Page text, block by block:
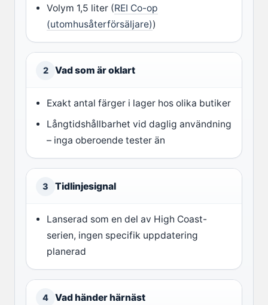
Volym 1,5 liter (REI Co-op
(utomhusåterförsäljare))
2 Vad som är oklart
Exakt antal färger i lager hos olika butiker
Långtidshållbarhet vid daglig användning
– inga oberoende tester än
3 Tidlinjesignal
Lanserad som en del av High Coast-
serien, ingen specifik uppdatering
planerad
4 Vad händer härnäst